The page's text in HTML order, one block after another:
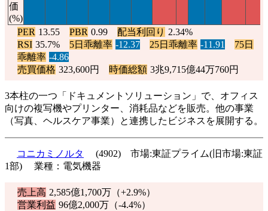
価
(%)
PER 13.55 PBR 0.99 配当利回り 2.34%
RSI 35.7% 5日乖離率 -12.37 25日乖離率 -11.91
75日
乖離率 -4.86
売買価格 323,600円 時価総額 3兆9,715億44万760円
3本柱の一つ「ドキュメントソリューション」で、オフィス
向けの複写機やプリンター、消耗品などを販売。他の事業
（写真、ヘルスケア事業）と連携したビジネスを展開する。
コニカミノルタ
(4902) 市場:東証プライム(旧市場:東証
1部) 業種：電気機器
売上高 2,585億1,700万（+2.9%）
営業利益 96億2,000万（-4.4%）